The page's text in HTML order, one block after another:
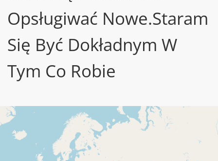
Opsługiwać Nowe.Staram
Się Być Dokładnym W
Tym Co Robie